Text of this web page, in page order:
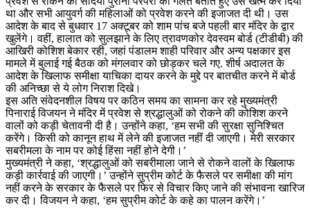
था और सभी आयुवर्ग की महिलाओं को प्रवेश करने की इजाजत दी थी। उस
आदेश के बाद से बुधवार 17 अक्टूबर को शाम पांच बजे पहली बार मंदिर के द्वार
खुलेंगे। वहीं, हालात को सुलझाने के लिए त्रावणकोर देवस्वम बोर्ड (टीडीबी) की
आखिरी कोशिश बेकार रही, जहां पंडालम शाही परिवार और अन्य पक्षकार इस
मामले में बुलाई गई बैठक को मंगलवार को छोड़कर चले गए. शीर्ष अदालत के
आदेश के खिलाफ समीक्षा याचिका दायर करने के मुद्दे पर बातचीत करने में बोर्ड
की अनिच्छा से ये लोग निराश दिखे।
इस अति संवेदनशील विषय पर कठिन समय का सामना कर रहे मुख्यमंत्री
पिनाराई विजयन ने मंदिर में प्रवेश से श्रद्धालुओं को रोकने की कोशिश करने
वालों को कड़ी चेतावनी दी है। उन्होंने कहा, ‘हम सभी की सुरक्षा सुनिश्चित
करेंगे। किसी को कानून हाथ में लेने की इजाजत नहीं दी जाएगी। मेरी सरकार
सबरीमला के नाम पर कोई हिंसा नहीं होने देगी।’
मुख्यमंत्री ने कहा, ‘श्रद्धालुओं को सबरीमाला जाने से रोकने वालों के खिलाफ
कड़ी कार्रवाई की जाएगी।’ उन्होंने सुप्रीम कोर्ट के फैसले पर समीक्षा की मांग
नहीं करने के सरकार के फैसले पर फिर से विचार किए जाने की संभावना खारिज
कर दी। विजयन ने कहा, ‘हम सुप्रीम कोर्ट के कहे का पालन करेंगे।’